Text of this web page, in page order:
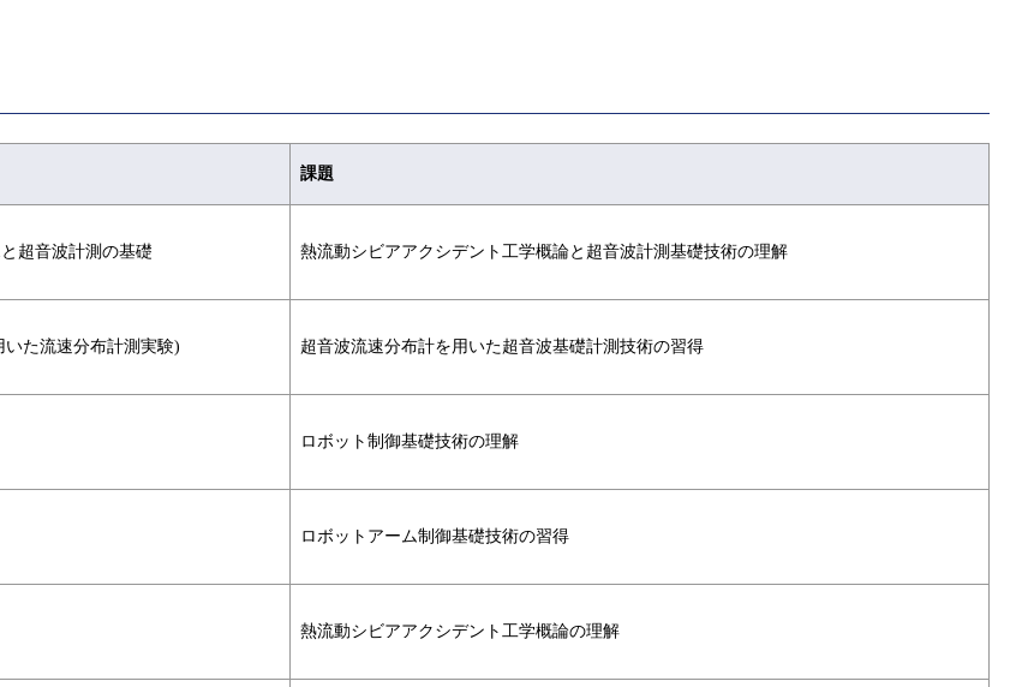
課題
超音波計測の基礎
熱流動シビアアクシデント⼯学概論と超音波計測基礎技術の理解
た流速分布計測実験)
超音波流速分布計を用いた超音波基礎計測技術の習得
ロボット制御基礎技術の理解
ロボットアーム制御基礎技術の習得
熱流動シビアアクシデント工学概論の理解